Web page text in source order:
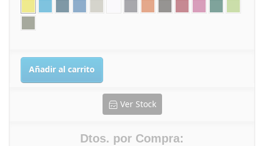
Añadir al carrito
Ver Stock
Dtos. por Compra: